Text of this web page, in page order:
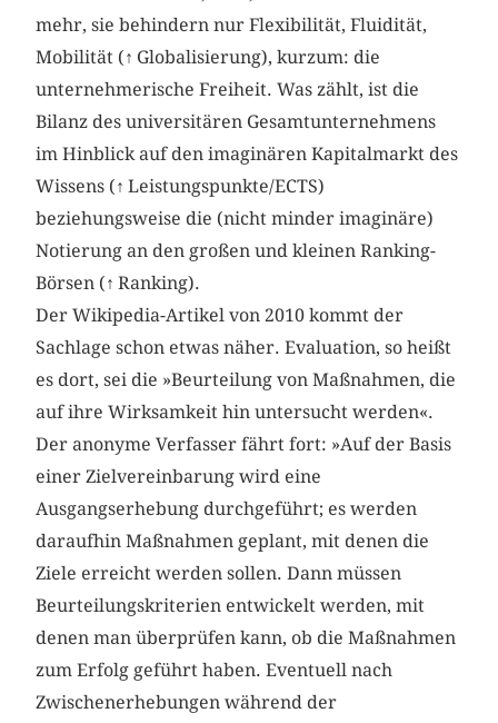
mehr, sie behindern nur Flexibilität, Fluidität,
Mobilität (↑ Globalisierung), kurzum: die
unternehmerische Freiheit. Was zählt, ist die
Bilanz des universitären Gesamtunternehmens
im Hinblick auf den imaginären Kapitalmarkt des
Wissens (↑Leistungspunkte/ECTS)
beziehungsweise die (nicht minder imaginäre)
Notierung an den großen und kleinen Ranking-
Börsen (↑Ranking).
Der Wikipedia-Artikel von 2010 kommt der
Sachlage schon etwas näher. Evaluation, so heißt
es dort, sei die »Beurteilung von Maßnahmen, die
auf ihre Wirksamkeit hin untersucht werden«.
Der anonyme Verfasser fährt fort: »Auf der Basis
einer Zielvereinbarung wird eine
Ausgangserhebung durchgeführt; es werden
daraufhin Maßnahmen geplant, mit denen die
Ziele erreicht werden sollen. Dann müssen
Beurteilungskriterien entwickelt werden, mit
denen man überprüfen kann, ob die Maßnahmen
zum Erfolg geführt haben. Eventuell nach
Zwischenerhebungen während der